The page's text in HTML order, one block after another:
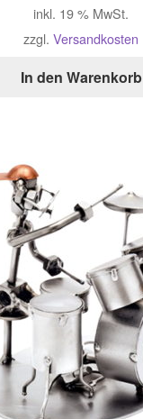
inkl. 19 % MwSt.
zzgl. Versandkosten
In den Warenkorb